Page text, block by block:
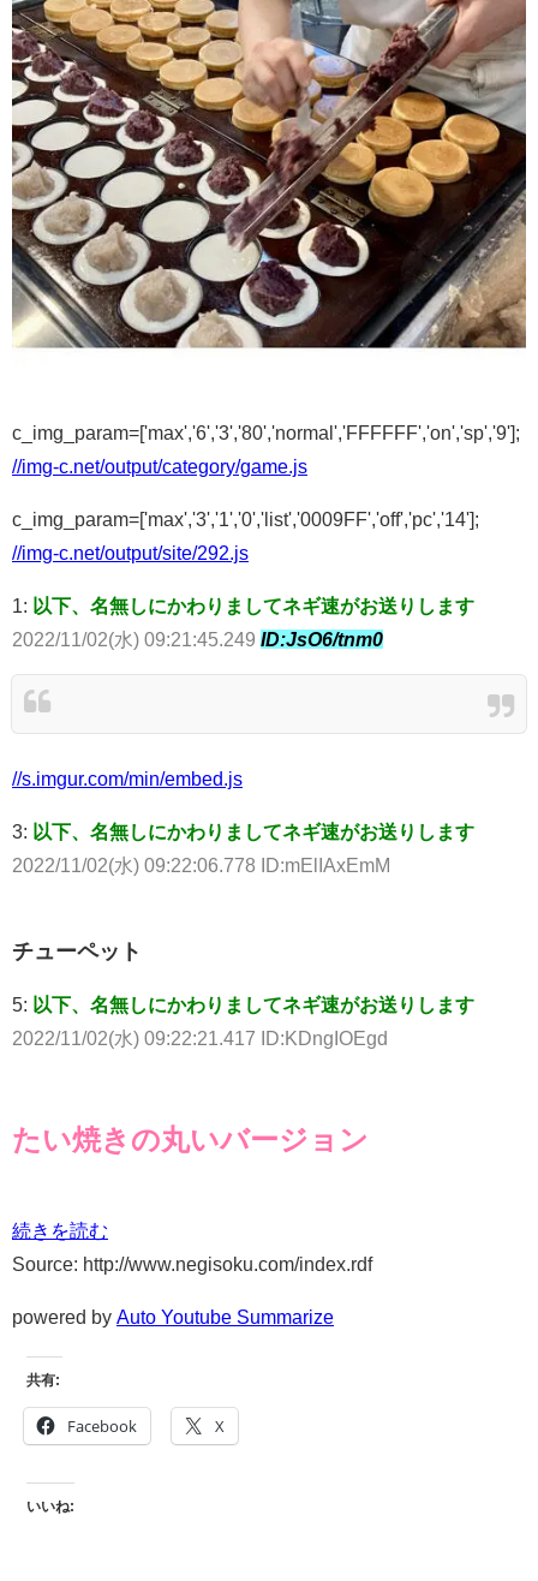
c_img_param=['max','6','3','80','normal','FFFFFF','on','sp','9'];
//img-c.net/output/category/game.js
c_img_param=['max','3','1','0','list','0009FF','off','pc','14'];
//img-c.net/output/site/292.js
1: 以下、名無しにかわりましてネギ速がお送りします
2022/11/02(水) 09:21:45.249 ID:JsO6/tnm0
//s.imgur.com/min/embed.js
3: 以下、名無しにかわりましてネギ速がお送りします
2022/11/02(水) 09:22:06.778 ID:mElIAxEmM
チューペット
5: 以下、名無しにかわりましてネギ速がお送りします
2022/11/02(水) 09:22:21.417 ID:KDngIOEgd
たい焼きの丸いバージョン
続きを読む
Source: http://www.negisoku.com/index.rdf
powered by Auto Youtube Summarize
共有:
Facebook X
いいね: